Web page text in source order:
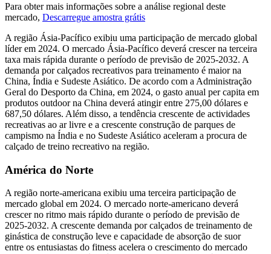
Para obter mais informações sobre a análise regional deste
mercado, Descarregue amostra grátis
A região Ásia-Pacífico exibiu uma participação de mercado global
líder em 2024. O mercado Ásia-Pacífico deverá crescer na terceira
taxa mais rápida durante o período de previsão de 2025-2032. A
demanda por calçados recreativos para treinamento é maior na
China, Índia e Sudeste Asiático. De acordo com a Administração
Geral do Desporto da China, em 2024, o gasto anual per capita em
produtos outdoor na China deverá atingir entre 275,00 dólares e
687,50 dólares. Além disso, a tendência crescente de actividades
recreativas ao ar livre e a crescente construção de parques de
campismo na Índia e no Sudeste Asiático aceleram a procura de
calçado de treino recreativo na região.
América do Norte
A região norte-americana exibiu uma terceira participação de
mercado global em 2024. O mercado norte-americano deverá
crescer no ritmo mais rápido durante o período de previsão de
2025-2032. A crescente demanda por calçados de treinamento de
ginástica de construção leve e capacidade de absorção de suor
entre os entusiastas do fitness acelera o crescimento do mercado